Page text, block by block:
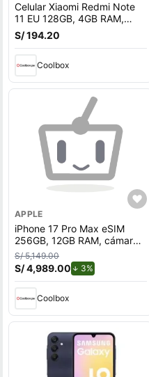
Celular Xiaomi Redmi Note
11 EU 128GB, 4GB RAM,
cámara trasera 50MP y
frontal 13MP, 6.43"", gris
S/ 194.20
Coolbox
APPLE
iPhone 17 Pro Max eSIM
256GB, 12GB RAM, cámara
trasera 48MP y frontal
18MP, 6.9"", silver
S/ 5,149.00
S/ 4,989.00 3%
Coolbox